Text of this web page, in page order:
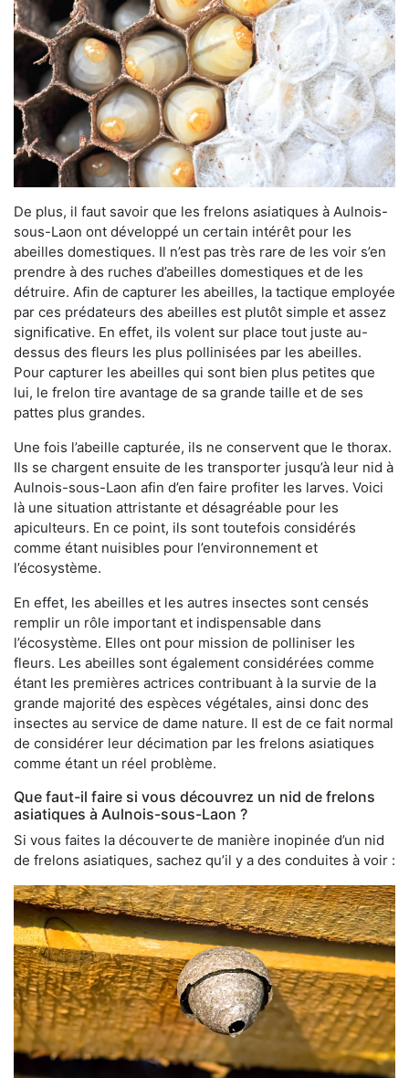
De plus, il faut savoir que les frelons asiatiques à Aulnois-
sous-Laon ont développé un certain intérêt pour les
abeilles domestiques. Il n’est pas très rare de les voir s’en
prendre à des ruches d’abeilles domestiques et de les
détruire. Afin de capturer les abeilles, la tactique employée
par ces prédateurs des abeilles est plutôt simple et assez
significative. En effet, ils volent sur place tout juste au-
dessus des fleurs les plus pollinisées par les abeilles.
Pour capturer les abeilles qui sont bien plus petites que
lui, le frelon tire avantage de sa grande taille et de ses
pattes plus grandes.
Une fois l’abeille capturée, ils ne conservent que le thorax.
Ils se chargent ensuite de les transporter jusqu’à leur nid à
Aulnois-sous-Laon afin d’en faire profiter les larves. Voici
là une situation attristante et désagréable pour les
apiculteurs. En ce point, ils sont toutefois considérés
comme étant nuisibles pour l’environnement et
l’écosystème.
En effet, les abeilles et les autres insectes sont censés
remplir un rôle important et indispensable dans
l’écosystème. Elles ont pour mission de polliniser les
fleurs. Les abeilles sont également considérées comme
étant les premières actrices contribuant à la survie de la
grande majorité des espèces végétales, ainsi donc des
insectes au service de dame nature. Il est de ce fait normal
de considérer leur décimation par les frelons asiatiques
comme étant un réel problème.
Que faut-il faire si vous découvrez un nid de frelons
asiatiques à Aulnois-sous-Laon ?
Si vous faites la découverte de manière inopinée d’un nid
de frelons asiatiques, sachez qu’il y a des conduites à voir :